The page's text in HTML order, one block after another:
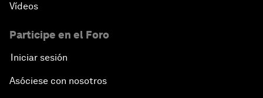
Vídeos
Participe en el Foro
Iniciar sesión
Asóciese con nosotros